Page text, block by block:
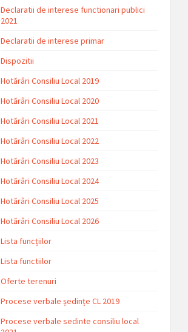
Declaratii de interese functionari publici
2021
Declaratii de interese primar
Dispozitii
Hotărâri Consiliu Local 2019
Hotărâri Consiliu Local 2020
Hotărâri Consiliu Local 2021
Hotărâri Consiliu Local 2022
Hotărâri Consiliu Local 2023
Hotărâri Consiliu Local 2024
Hotărâri Consiliu Local 2025
Hotărâri Consiliu Local 2026
Lista funcțiilor
Lista functiilor
Oferte terenuri
Procese verbale ședințe CL 2019
Procese verbale sedinte consiliu local